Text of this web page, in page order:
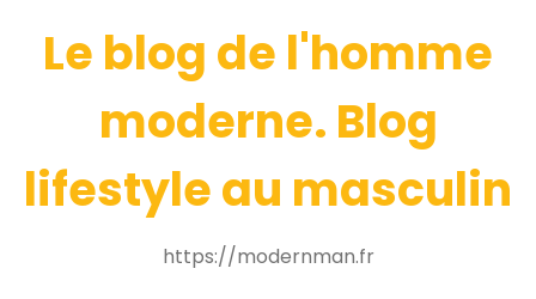
Le blog de l'homme
moderne. Blog
lifestyle au masculin
https://modernman.fr